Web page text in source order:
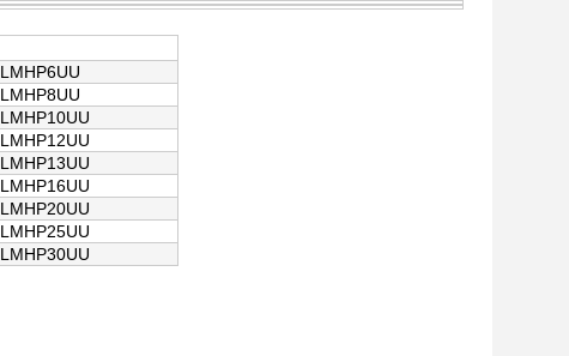
LMHP6UU
LMHP8UU
LMHP10UU
LMHP12UU
LMHP13UU
LMHP16UU
LMHP20UU
LMHP25UU
LMHP30UU